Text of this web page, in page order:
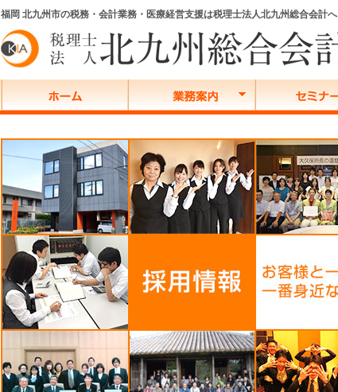
福岡 北九州市の税務・会計業務・医療経営支援は税理士法人北九州総合会計へ